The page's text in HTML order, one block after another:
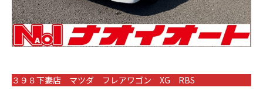
３９８下妻店 マツダ フレアワゴン XG RBS